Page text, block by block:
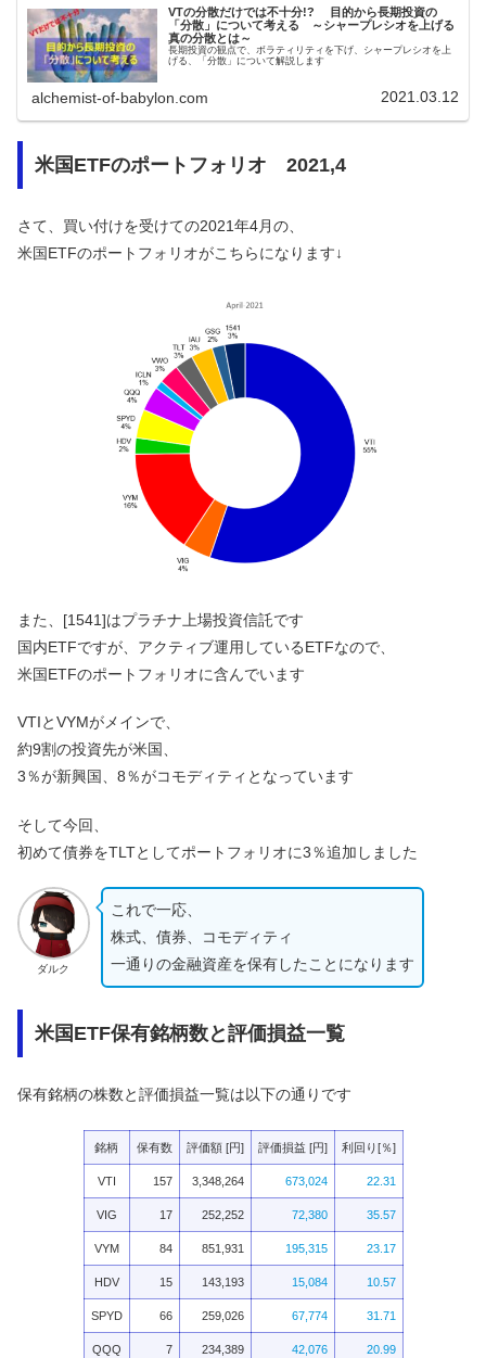
VTの分散だけでは不十分!? 目的から長期投資の
「分散」について考える ～シャープレシオを上げる
真の分散とは～
長期投資の観点で、ボラティリティを下げ、シャープレシオを上
げる、「分散」について解説します
alchemist-of-babylon.com 2021.03.12
米国ETFのポートフォリオ 2021,4
さて、買い付けを受けての2021年4月の、
米国ETFのポートフォリオがこちらになります↓
また、[1541]はプラチナ上場投資信託です
国内ETFですが、アクティブ運用しているETFなので、
米国ETFのポートフォリオに含んでいます
VTIとVYMがメインで、
約9割の投資先が米国、
3％が新興国、8％がコモディティとなっています
そして今回、
初めて債券をTLTとしてポートフォリオに3％追加しました
ダルク
これで一応、
株式、債券、コモディティ
一通りの金融資産を保有したことになります
米国ETF保有銘柄数と評価損益一覧
保有銘柄の株数と評価損益一覧は以下の通りです
銘柄 保有数 評価額 [円] 評価損益 [円] 利回り[％]
VTI 157 3,348,264 673,024 22.31
VIG 17 252,252 72,380 35.57
VYM 84 851,931 195,315 23.17
HDV 15 143,193 15,084 10.57
SPYD 66 259,026 67,774 31.71
QQQ 7 234,389 42,076 20.99